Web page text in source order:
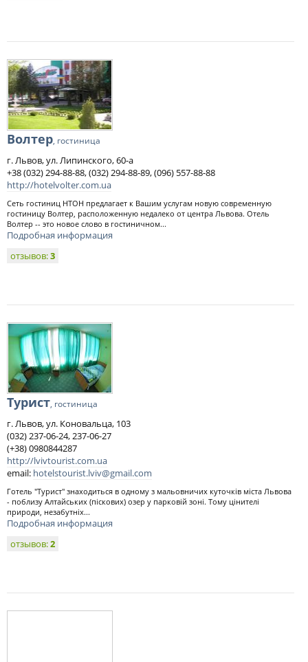
Волтер, гостиница
г. Львов, ул. Липинского, 60-а
+38 (032) 294-88-88, (032) 294-88-89, (096) 557-88-88
http://hotelvolter.com.ua
Сеть гостиниц НТОН предлагает к Вашим услугам новую современную
гостиницу Волтер, расположенную недалеко от центра Львова. Отель
Волтер -- это новое слово в гостиничном...
Подробная информация
отзывов:3
Турист, гостиница
г. Львов, ул. Коновальца, 103
(032) 237-06-24, 237-06-27
(+38) 0980844287
http://lvivtourist.com.ua
email: hotelstourist.lviv@gmail.com
Готель "Турист" знаходиться в одному з мальовничих куточків міста Львова
- поблизу Алтайських (піскових) озер у парковій зоні. Тому цінителі
природи, незабутніх...
Подробная информация
отзывов:2